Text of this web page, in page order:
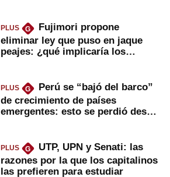
PLUS G
Fujimori propone
eliminar ley que puso en jaque
peajes: ¿qué implicaría los
PLUS G
Perú se “bajó del barco”
de crecimiento de países
emergentes: esto se perdió desde
PLUS G
UTP, UPN y Senati: las
razones por la que los capitalinos
las prefieren para estudiar